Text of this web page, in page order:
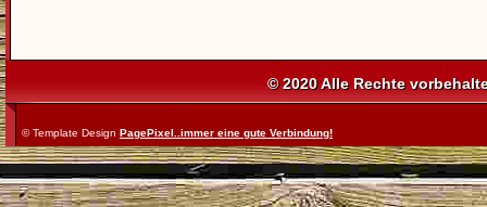
© 2020 Alle Rechte
© Template Design PagePixel..immer eine gute Verbindung!